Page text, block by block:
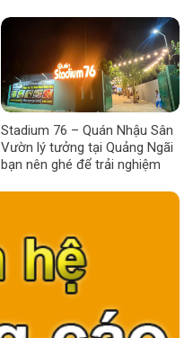
Stadium 76 – Quán Nhậu Sân
Vườn lý tưởng tại Quảng Ngãi
bạn nên ghé để trải nghiệm